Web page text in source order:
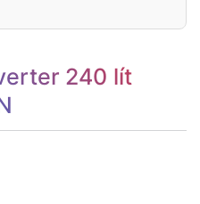
240 lít